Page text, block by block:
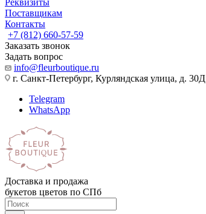
Реквизиты
Поставщикам
Контакты
+7 (812) 660-57-59
Заказать звонок
Задать вопрос
info@fleurboutique.ru
г. Санкт-Петербург, Курляндская улица, д. 30Д
Telegram
WhatsApp
Доставка и продажа
букетов цветов по СПб